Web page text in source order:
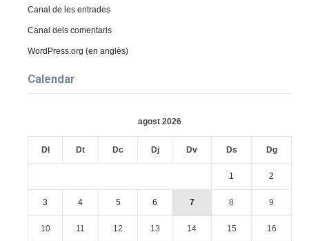
Canal de les entrades
Canal dels comentaris
WordPress.org (en anglès)
Calendar
agost 2026
Dl Dt Dc Dj Dv Ds Dg
1 2
3 4 5 6 7 8 9
10 11 12 13 14 15 16